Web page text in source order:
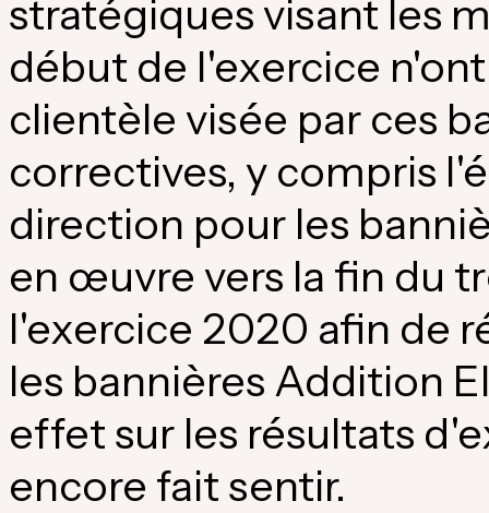
stratégiques visant les
début de l'exercice
clientèle visée par ces
correctives, y compris
direction pour les
en œuvre vers la fin du
l'exercice 2020 afin de
les bannières Addition
effet sur les résultats
encore fait sentir.